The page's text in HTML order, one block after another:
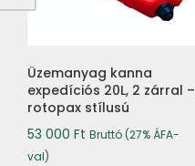
Üzemanyag kanna
expedíciós 20L, 2 zárral –
rotopax stílusú
53 000 Ft Bruttó (27% ÁFA-
val)